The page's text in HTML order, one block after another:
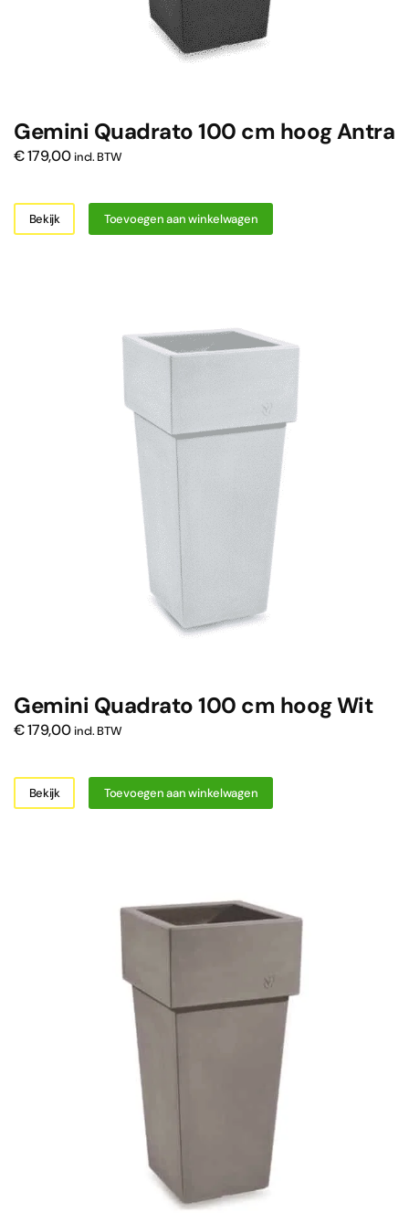
Gemini Quadrato 100 cm hoog Antra
€179,00 incl. BTW
Bekijk Toevoegen aan winkelwagen
Gemini Quadrato 100 cm hoog Wit
€179,00 incl. BTW
Bekijk Toevoegen aan winkelwagen